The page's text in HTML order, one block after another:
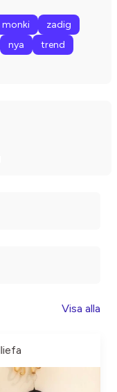
monki
zadig
nya
trend
Visa alla